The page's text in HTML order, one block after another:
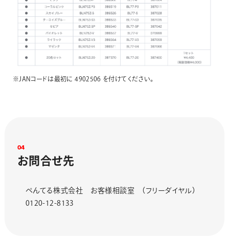
※JANコードは最初に 4902506 を付けてください。
04
お問 合せ先
ぺんてる株式会社 お客様相談室 （フリーダイヤル）
0120-12-8133